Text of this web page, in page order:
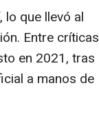
que llevó al
Entre críticas
en 2021, tras
a manos de